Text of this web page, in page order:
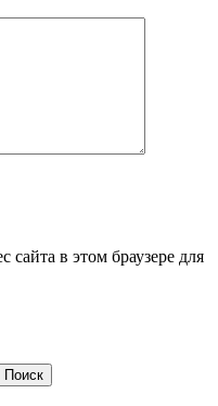
сайта в этом браузере для
Поиск